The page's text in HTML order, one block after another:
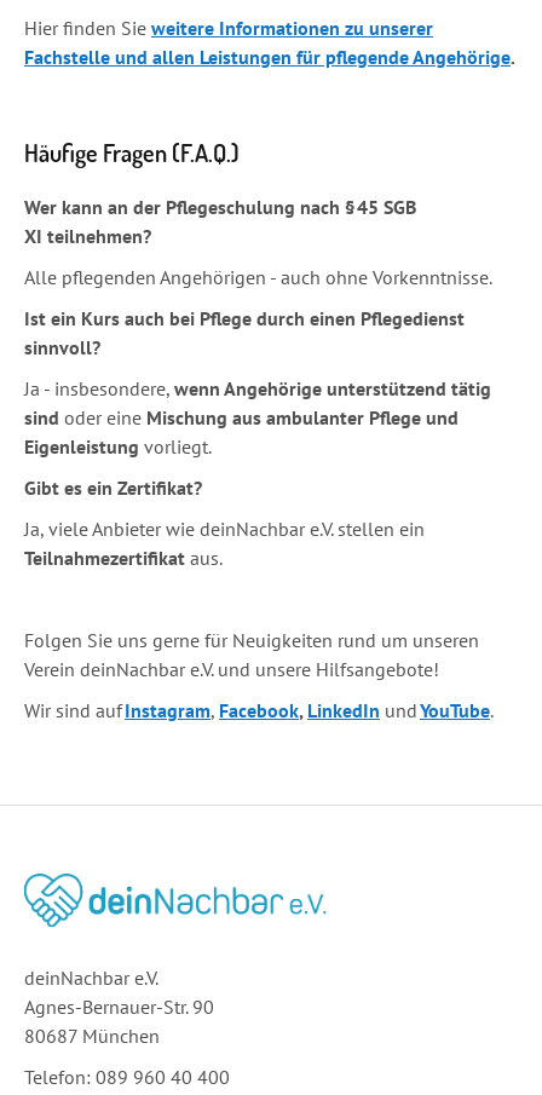
Hier finden Sie weitere Informationen zu unserer
Fachstelle und allen Leistungen für pflegende Angehörige.
Häufige Fragen (F.A.Q.)
Wer kann an der Pflegeschulung nach § 45 SGB
XI teilnehmen?
Alle pflegenden Angehörigen - auch ohne Vorkenntnisse.
Ist ein Kurs auch bei Pflege durch einen Pflegedienst
sinnvoll?
Ja - insbesondere, wenn Angehörige unterstützend tätig
sind oder eine Mischung aus ambulanter Pflege und
Eigenleistung vorliegt.
Gibt es ein Zertifikat?
Ja, viele Anbieter wie deinNachbar e.V. stellen ein
Teilnahmezertifikat aus.
Folgen Sie uns gerne für Neuigkeiten rund um unseren
Verein deinNachbar e.V. und unsere Hilfsangebote!
Wir sind aufInstagram, Facebook, LinkedIn undYouTube.
deinNachbar e.V.
Agnes-Bernauer-Str. 90
80687 München
Telefon: 089 960 40 400